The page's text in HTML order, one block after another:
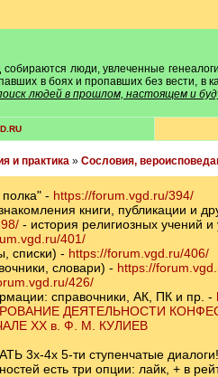
люди, увлеченные
в боях и пропавших без вести, в
людей в прошлом, настоящем и
и практика» Сословия,
- https://forum.vgd.ru/394/
книги, публикации и
- история религиозных учений и
401/
списки) - https://forum.vgd.ru/406/
словари) - https://
426/
справочники, АК, ПК и пр. -
ДЕЯТЕЛЬНОСТИ
ХХ в. Ф. М. КУЛИЕВ
4х 5-ти ступенчатые диалоги!
есть три опции: лайк, + в